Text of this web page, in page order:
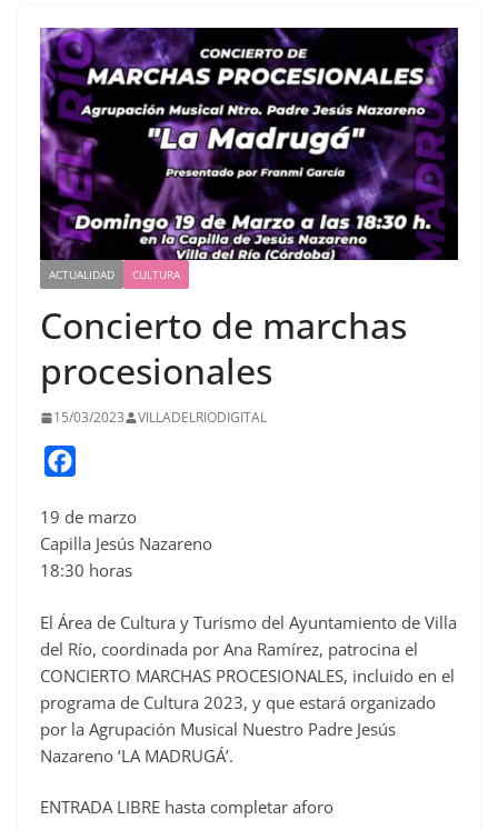
ACTUALIDAD CULTURA
Concierto de marchas
procesionales
15/03/2023 VILLADELRIODIGITAL
c
e
o
o
k
19 de marzo
Capilla Jesús Nazareno
18:30 horas
El Área de Cultura y Turismo del Ayuntamiento de Villa
del Río, coordinada por Ana Ramírez, patrocina el
CONCIERTO MARCHAS PROCESIONALES, incluido en el
programa de Cultura 2023, y que estará organizado
por la Agrupación Musical Nuestro Padre Jesús
Nazareno ‘LA MADRUGÁ’.
ENTRADA LIBRE hasta completar aforo